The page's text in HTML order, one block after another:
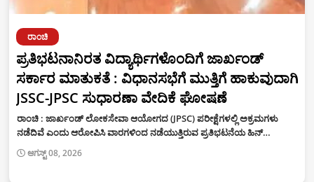
ರಾಂಚಿ
ಪ್ರತಿಭಟನಾನಿರತ ವಿದ್ಯಾರ್ಥಿಗಳೊಂದಿಗೆ ಜಾರ್ಖಂಡ್
ಸರ್ಕಾರ ಮಾತುಕತೆ : ವಿಧಾನಸಭೆಗೆ ಮುತ್ತಿಗೆ ಹಾಕುವುದಾಗಿ
JSSC-JPSC ಸುಧಾರಣಾ ವೇದಿಕೆ ಘೋಷಣೆ
ರಾಂಚಿ : ಜಾರ್ಖಂಡ್ ಲೋಕಸೇವಾ ಆಯೋಗದ (JPSC) ಪರೀಕ್ಷೆಗಳಲ್ಲಿ ಅಕ್ರಮಗಳು
ನಡೆದಿವೆ ಎಂದು ಆರೋಪಿಸಿ ವಾರಗಳಿಂದ ನಡೆಯುತ್ತಿರುವ ಪ್ರತಿಭಟನೆಯ ಹಿನ್…
ಆಗಸ್ಟ್ 08, 2026